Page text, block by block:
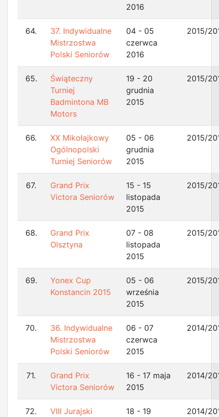
2016
64.
37. Indywidualne
Mistrzostwa
Polski Seniorów
04 - 05
czerwca
2016
2015/
65.
Świąteczny
Turniej
Badmintona MB
Motors
19 - 20
grudnia
2015
2015/
66.
XX Mikołajkowy
Ogólnopolski
Turniej Seniorów
05 - 06
grudnia
2015
2015/
67.
Grand Prix
Victora Seniorów
15 - 15
listopada
2015
2015/
68.
Grand Prix
Olsztyna
07 - 08
listopada
2015
2015/
69.
Yonex Cup
Konstancin 2015
05 - 06
września
2015
2015/
70.
36. Indywidualne
Mistrzostwa
Polski Seniorów
06 - 07
czerwca
2015
2014/
71.
Grand Prix
Victora Seniorów
16 - 17 maja
2015
2014/
72.
VIII Jurajski
18 - 19
2014/